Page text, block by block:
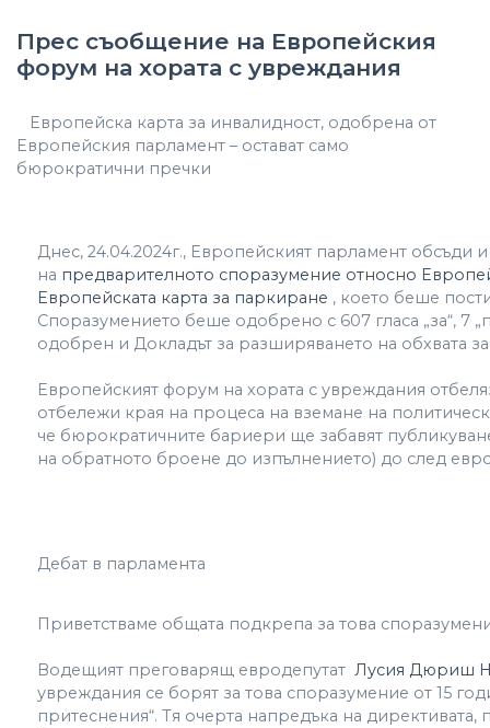
Прес съобщение на Европейския
форум на хората с увреждания
Европейска карта за инвалидност, одобрена от
Европейския парламент – остават само
бюрократични пречки
Днес, 24.04.2024г., Европейският парламент обсъди
на предварителното споразумение относно
Европейската карта за паркиране , което беше
Споразумението беше одобрено с 607 гласа „за“, 7
одобрен и Докладът за разширяването на обхвата
Европейският форум на хората с увреждания
отбележи края на процеса на вземане на
че бюрократичните бариери ще забавят
на обратното броене до изпълнението) до след
Дебат в парламента
Приветстваме общата подкрепа за това
Водещият преговарящ евродепутат Лусия Дюриш
увреждания се борят за това споразумение от 15
притеснения“. Тя очерта напредъка на директивата,